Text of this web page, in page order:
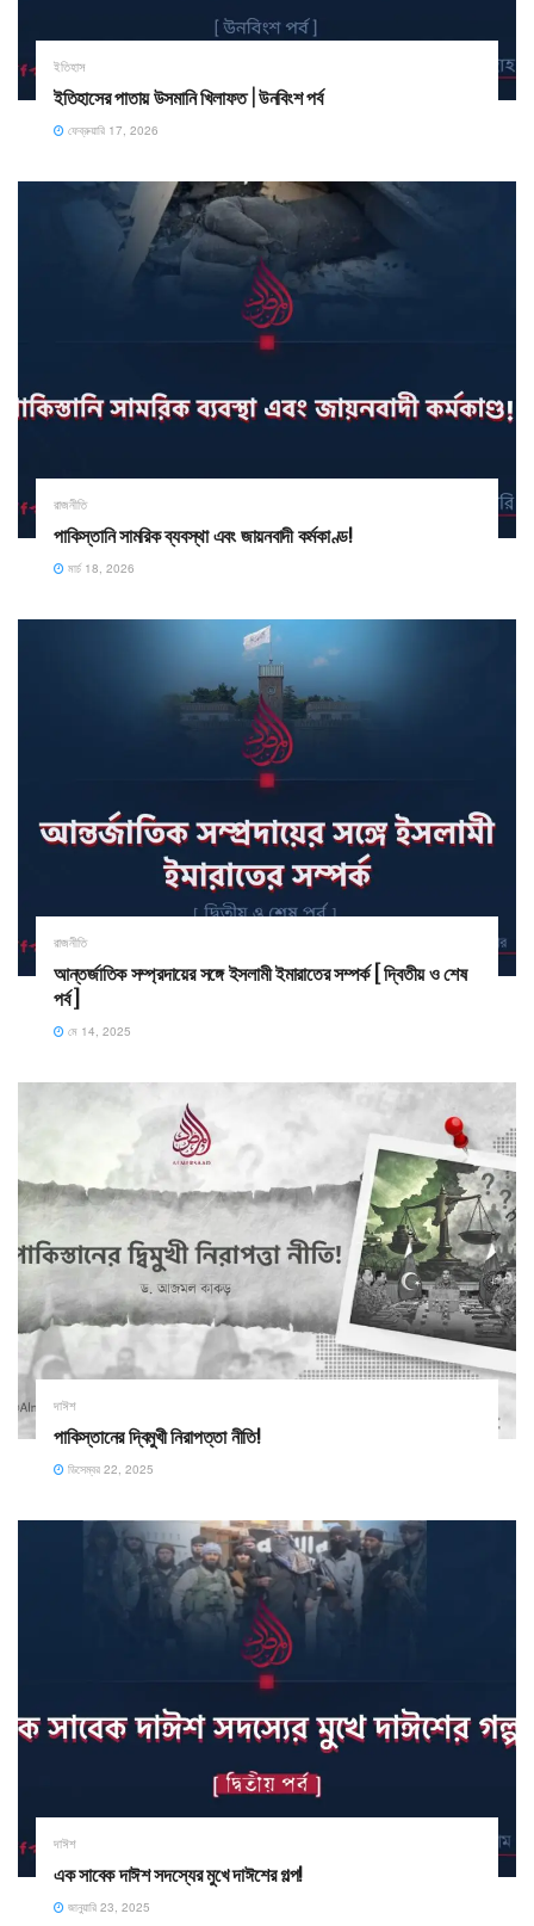
ইতিহাস
ইতিহাসের পাতায় উসমানি খিলাফত | উনবিংশ পর্ব
ফেব্রুয়ারি 17, 2026
রাজনীতি
পাকিস্তানি সামরিক ব্যবস্থা এবং জায়নবাদী কর্মকাণ্ড!
মার্চ 18, 2026
রাজনীতি
আন্তর্জাতিক সম্প্রদায়ের সঙ্গে ইসলামী ইমারাতের সম্পর্ক [ দ্বিতীয় ও শেষ
পর্ব ]
মে 14, 2025
দাঈশ
পাকিস্তানের দ্বিমুখী নিরাপত্তা নীতি!
ডিসেম্বর 22, 2025
দাঈশ
এক সাবেক দাঈশ সদস্যের মুখে দাঈশের গল্প!
জানুয়ারি 23, 2025